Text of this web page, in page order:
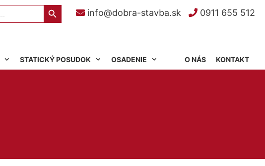
info@dobra-stavba.sk 0911 655 512
Search Button
STATICKÝ POSUDOK OSADENIE KONTAKT
O NÁS